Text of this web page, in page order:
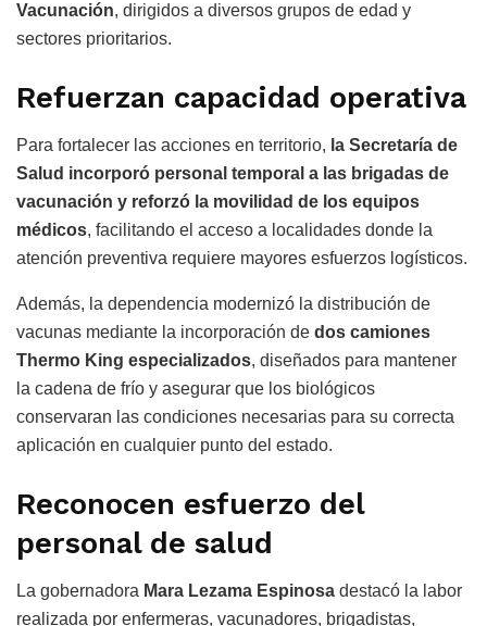
Vacunación, dirigidos a diversos grupos de edad y
sectores prioritarios.
Refuerzan capacidad operativa
Para fortalecer las acciones en territorio, la Secretaría de
Salud incorporó personal temporal a las brigadas de
vacunación y reforzó la movilidad de los equipos
médicos, facilitando el acceso a localidades donde la
atención preventiva requiere mayores esfuerzos logísticos.
Además, la dependencia modernizó la distribución de
vacunas mediante la incorporación de dos camiones
Thermo King especializados, diseñados para mantener
la cadena de frío y asegurar que los biológicos
conservaran las condiciones necesarias para su correcta
aplicación en cualquier punto del estado.
Reconocen esfuerzo del
personal de salud
La gobernadora Mara Lezama Espinosa destacó la labor
realizada por enfermeras, vacunadores, brigadistas,